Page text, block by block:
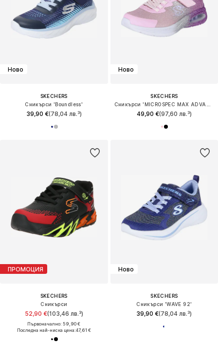
Ново
SKECHERS
Сникърси 'Boundless'
39,90 €(78,04 лв.³)
Ново
SKECHERS
49,90 €(97,60 лв.³)
ПРОМОЦИЯ
SKECHERS
Сникърси
52,90 €(103,46 лв.³)
Първоначално: 59,90 €
Последна най-ниска цена:47,61 €
Ново
SKECHERS
Сникърси 'WAVE 92'
39,90 €(78,04 лв.³)